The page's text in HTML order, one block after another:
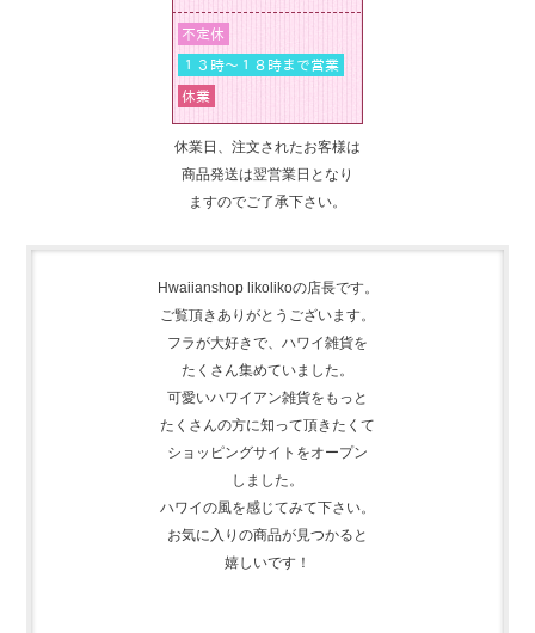
休業日、注文されたお客様は
商品発送は翌営業日となり
ますのでご了承下さい。
Hwaiianshop likolikoの店長です。
ご覧頂きありがとうございます。
フラが大好きで、 ハワイ雑貨を
たくさん集めていました。
可愛いハワイアン雑貨をもっと
たくさんの方に知って頂きたくて
ショッピングサイトをオープン
しました。
ハワイの風を感じてみて下さい。
お気に入りの商品が見つかると
嬉しいです！